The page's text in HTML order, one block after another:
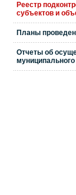
Реестр
субъектов и
Планы
Отчеты об
муниципального